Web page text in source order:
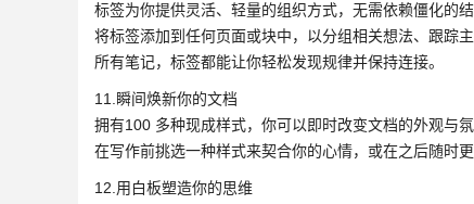
标签为你提供灵活、轻量的组织方式，无需依赖僵化的结
将标签添加到任何页面或块中，以分组相关想法、跟踪
所有笔记，标签都能让你轻松发现规律并保持连接。
11.瞬间焕新你的文档
拥有100 多种现成样式，你可以即时改变文档的外观与
在写作前挑选一种样式来契合你的心情，或在之后随时更
12.用白板塑造你的思维